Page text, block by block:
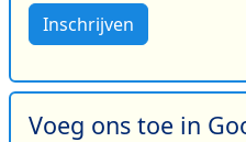
Inschrijven
Voeg ons toe in